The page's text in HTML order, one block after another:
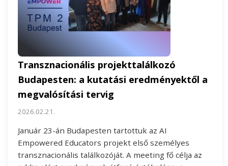
Transznacionális projekttalálkozó
Budapesten: a kutatási eredményektől a
megvalósítási tervig
2026.02.21.
Január 23-án Budapesten tartottuk az AI
Empowered Educators projekt első személyes
transznacionális találkozóját. A meeting fő célja az